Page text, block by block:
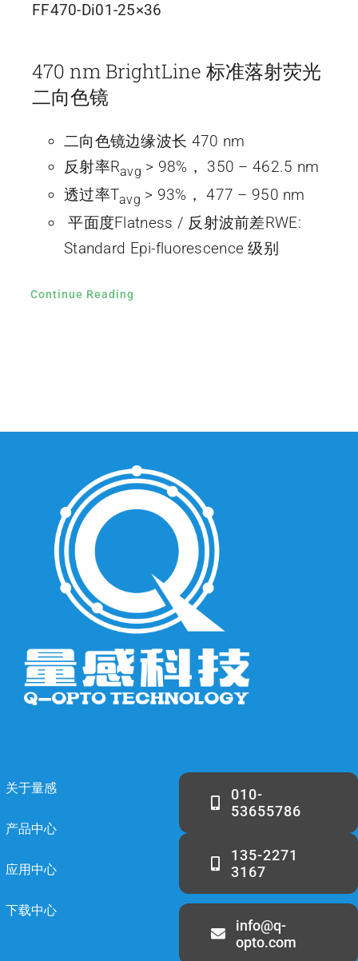
FF470-Di01-25×36
470 nm BrightLine 标准落射荧光
二向色镜
二向色镜边缘波长 470 nm
反射率Ravg > 98%， 350 – 462.5 nm
透过率Tavg > 93%， 477 – 950 nm
平面度Flatness / 反射波前差RWE:
Standard Epi-fluorescence 级别
Continue Reading
关于量感
产品中心
应用中心
下载中心
010-
53655786
135-2271
3167
info@q-
opto.com